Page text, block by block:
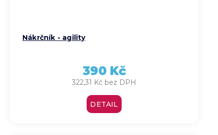
Nákrčník - agility
322,31 Kč bez DPH
390 Kč
DETAIL